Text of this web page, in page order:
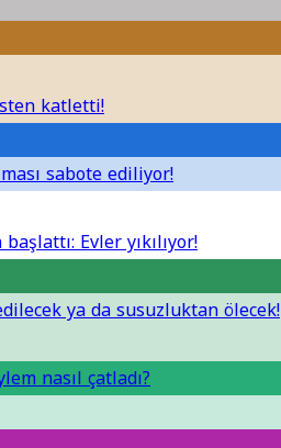
katletti!
sabote ediliyor!
Evler yıkılıyor!
ya da susuzluktan ölecek!
nasıl çatladı?